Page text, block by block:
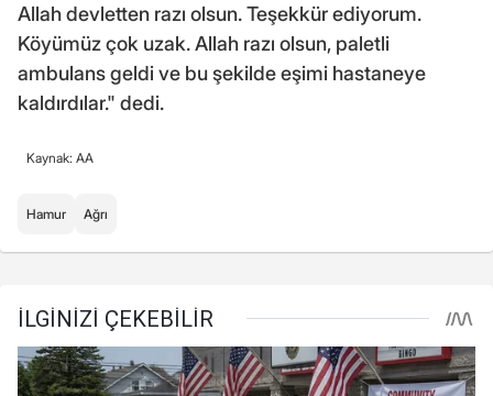
Allah devletten razı olsun. Teşekkür ediyorum.
Köyümüz çok uzak. Allah razı olsun, paletli
ambulans geldi ve bu şekilde eşimi hastaneye
kaldırdılar." dedi.
Kaynak: AA
Hamur Ağrı